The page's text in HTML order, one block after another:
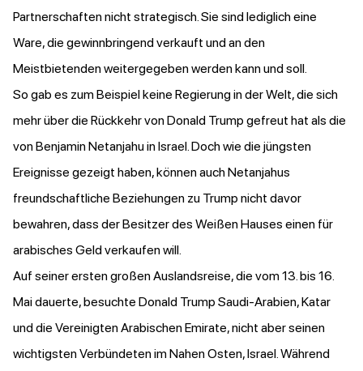
Partnerschaften nicht strategisch. Sie sind lediglich eine
Ware, die gewinnbringend verkauft und an den
Meistbietenden weitergegeben werden kann und soll.
So gab es zum Beispiel keine Regierung in der Welt, die sich
mehr über die Rückkehr von Donald Trump gefreut hat als die
von Benjamin Netanjahu in Israel. Doch wie die jüngsten
Ereignisse gezeigt haben, können auch Netanjahus
freundschaftliche Beziehungen zu Trump nicht davor
bewahren, dass der Besitzer des Weißen Hauses einen für
arabisches Geld verkaufen will.
Auf seiner ersten großen Auslandsreise, die vom 13. bis 16.
Mai dauerte, besuchte Donald Trump Saudi-Arabien, Katar
und die Vereinigten Arabischen Emirate, nicht aber seinen
wichtigsten Verbündeten im Nahen Osten, Israel. Während